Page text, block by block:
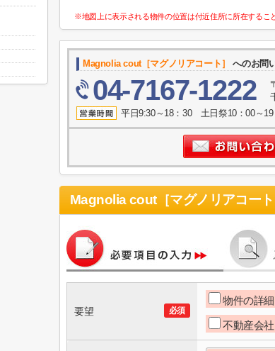
※地図上に表示される物件の位置は付近住所に所在するこ
Magnolia cout［マグノリアコート］ へのお問
04-7167-1222
平日9:30～18：30 土日祭10：00～
Magnolia cout［マグノリアコー
必須
要望
物件の詳
不動産会